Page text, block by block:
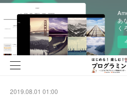
あ
く
2019.08.01 01:00